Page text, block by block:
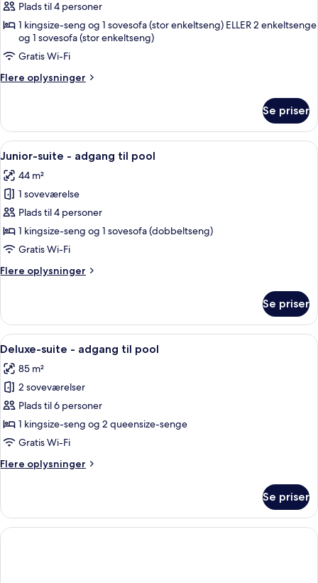
værelse
med
dobbeltseng
eller
2
adgang
til
pool
Plads til 4 personer
1 kingsize-seng og 1 sovesofa (stor enkeltseng) ELLER 2 enkeltsenge
og 1 sovesofa (stor enkeltseng)
Gratis Wi-Fi
Flere oplysninger
Flere
værelse
med
dobbeltseng
2
enkeltsenge
adgang
til
pool
Se priser
Indlæs
alle
billeder
af
Junior-
suite
-
til
Et moderne soveværelse med en
8
Junior-suite - adgang til pool
44 m²
1 soveværelse
Plads til 4 personer
1 kingsize-seng og 1 sovesofa (dobbeltseng)
Gratis Wi-Fi
Flere oplysninger
Flere
suite
adgang
pool
Se priser
Indlæs
alle
billeder
af
Deluxe-
suite
-
til
Et moderne soveværelse med en
6
Deluxe-suite - adgang til pool
85 m²
2 soveværelser
Plads til 6 personer
1 kingsize-seng og 2 queensize-senge
Gratis Wi-Fi
Flere oplysninger
Flere
suite
adgang
Se priser